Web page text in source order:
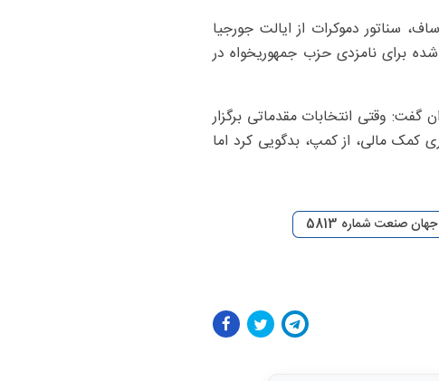
سناتور دموکرات از ایالت جورجیا
برای نامزدی حزب جمهوریخواه در
وقتی انتخابات مقدماتی برگزار
مالی، از کمپ، بدگویی کرد اما
صنعت شماره 5813